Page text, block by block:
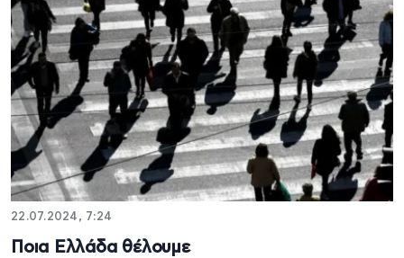
22.07.2024, 7:24
Ποια Ελλάδα θέλουμε